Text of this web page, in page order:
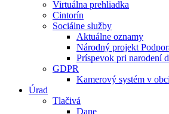
Virtuálna prehliadka
Cintorín
Sociálne služby
Aktuálne oznamy
Národný projekt
Príspevok pri narodení
GDPR
Kamerový systém v obci
Úrad
Tlačivá
Dane